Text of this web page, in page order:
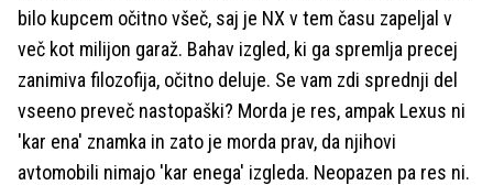
bilo kupcem očitno všeč, saj je NX v tem času zapeljal v
več kot milijon garaž. Bahav izgled, ki ga spremlja precej
zanimiva filozofija, očitno deluje. Se vam zdi sprednji del
vseeno preveč nastopaški? Morda je res, ampak Lexus ni
'kar ena' znamka in zato je morda prav, da njihovi
avtomobili nimajo 'kar enega' izgleda. Neopazen pa res ni.